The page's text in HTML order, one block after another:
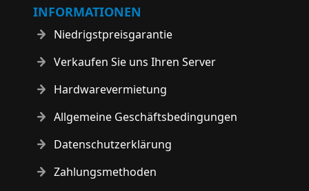
INFORMATIONEN
Niedrigstpreisgarantie
Verkaufen Sie uns Ihren Server
Hardwarevermietung
Allgemeine Geschäftsbedingungen
Datenschutzerklärung
Zahlungsmethoden